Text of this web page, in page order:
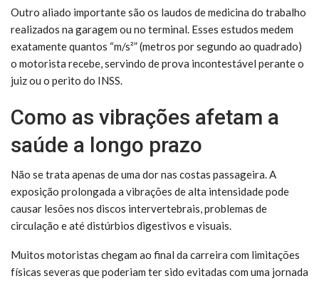
Outro aliado importante são os laudos de medicina do trabalho
realizados na garagem ou no terminal. Esses estudos medem
exatamente quantos “m/s²” (metros por segundo ao quadrado)
o motorista recebe, servindo de prova incontestável perante o
juiz ou o perito do INSS.
Como as vibrações afetam a
saúde a longo prazo
Não se trata apenas de uma dor nas costas passageira. A
exposição prolongada a vibrações de alta intensidade pode
causar lesões nos discos intervertebrais, problemas de
circulação e até distúrbios digestivos e visuais.
Muitos motoristas chegam ao final da carreira com limitações
físicas severas que poderiam ter sido evitadas com uma jornada